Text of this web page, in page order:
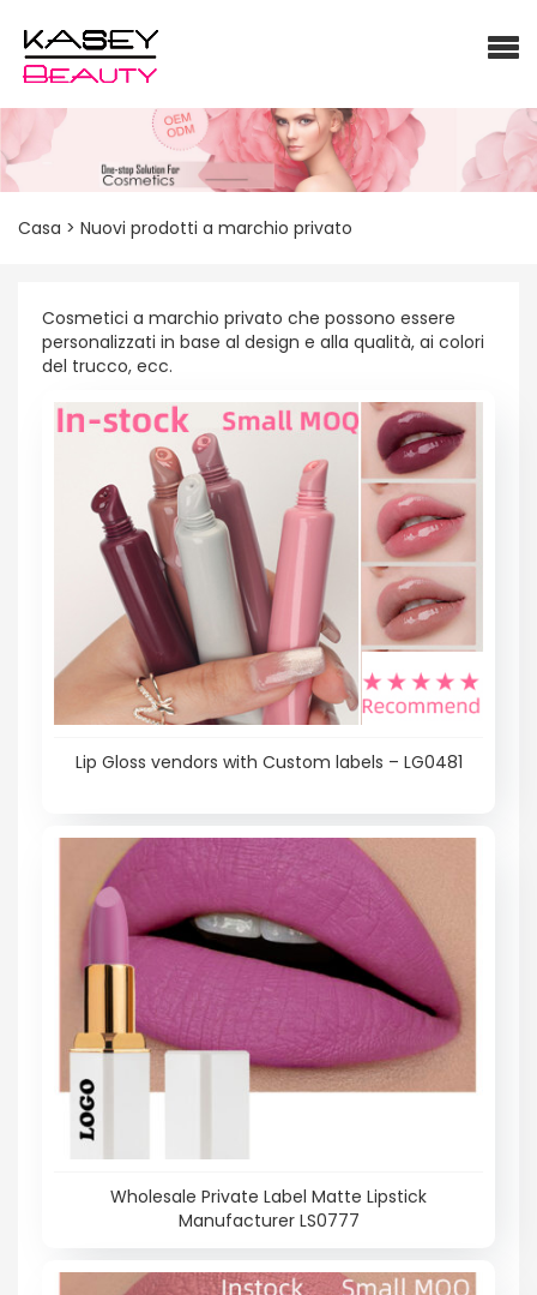
Casa > Nuovi prodotti a marchio privato
Cosmetici a marchio privato che possono essere
personalizzati in base al design e alla qualità, ai colori
del trucco, ecc.
Lip Gloss vendors with Custom labels – LG0481
Wholesale Private Label Matte Lipstick
Manufacturer LS0777